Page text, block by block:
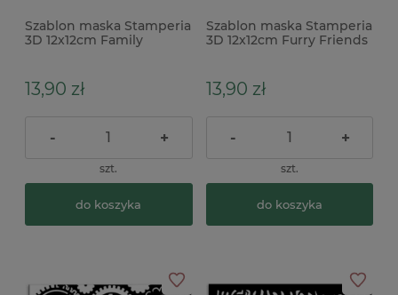
Szablon maska Stamperia
3D 12x12cm Family
13,90 zł
- +
szt.
do koszyka
Szablon maska Stamperia
3D 12x12cm Furry Friends
13,90 zł
- +
szt.
do koszyka